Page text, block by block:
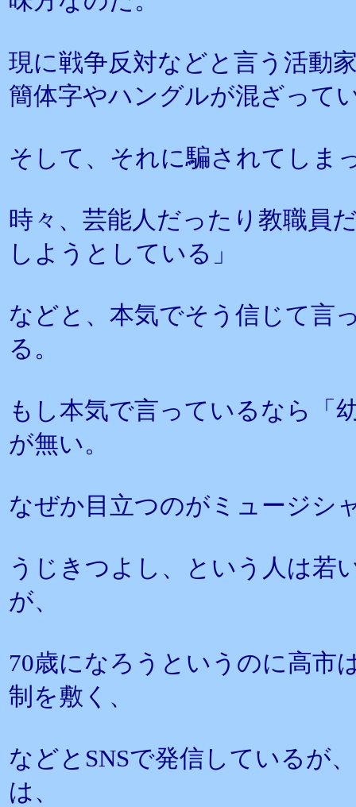
現に戦争反対などと言う活動
簡体字やハングルが混ざって
そして、それに騙されてしま
時々、芸能人だったり教職員
しようとしている」
などと、本気でそう信じて言
る。
もし本気で言っているなら「
が無い。
なぜか目立つのがミュージシ
うじきつよし、という人は若
が、
70歳になろうというのに高市
制を敷く、
などとSNSで発信しているが
は、